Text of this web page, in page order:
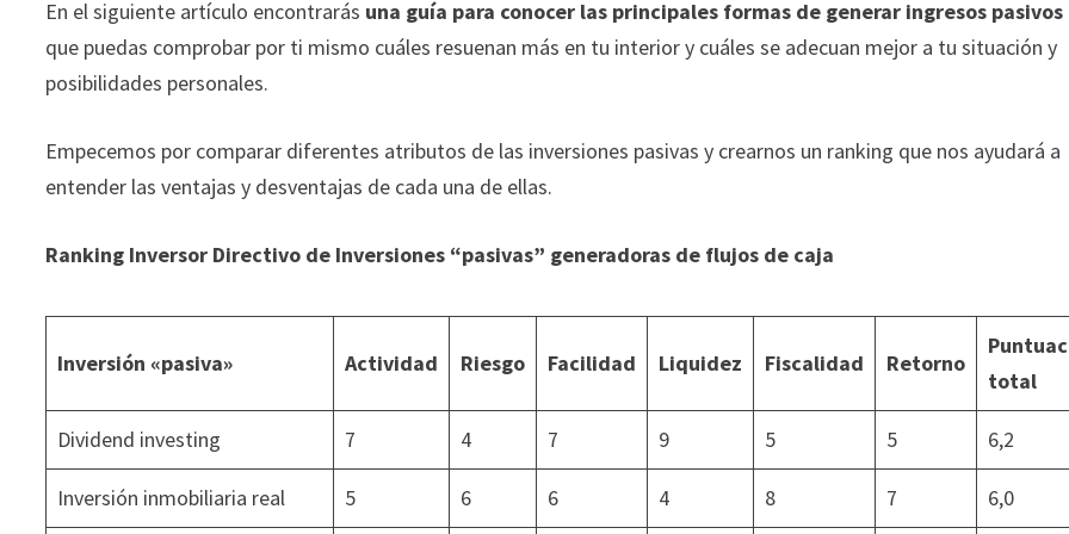
En el siguiente artículo encontrarás una guía para conocer las principales formas de generar ingresos pasivos
que puedas comprobar por ti mismo cuáles resuenan más en tu interior y cuáles se adecuan mejor a tu situación y
posibilidades personales.
Empecemos por comparar diferentes atributos de las inversiones pasivas y crearnos un ranking que nos ayudará a
entender las ventajas y desventajas de cada una de ellas.
Ranking Inversor Directivo de Inversiones “pasivas” generadoras de flujos de caja
Inversión «pasiva» Actividad Riesgo Facilidad Liquidez Fiscalidad Retorno
total
Dividend investing 7 4 7 9 5 5 6,2
Inversión inmobiliaria real 5 6 6 4 8 7 6,0
ofertas
personalizados.